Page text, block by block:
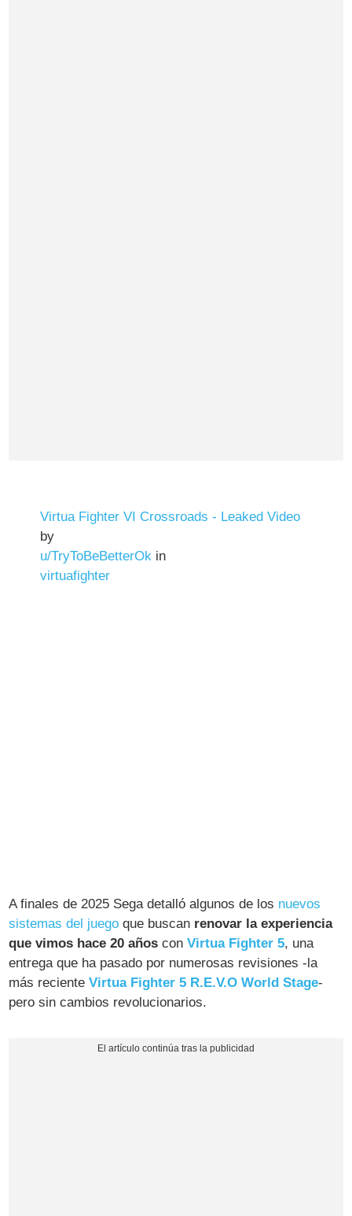
Virtua Fighter VI Crossroads - Leaked Video
by
u/TryToBeBetterOk in
virtuafighter
A finales de 2025 Sega detalló algunos de los nuevos
sistemas del juego que buscan renovar la experiencia
que vimos hace 20 años conVirtua Fighter 5, una
entrega que ha pasado por numerosas revisiones -la
más recienteVirtua Fighter 5 R.E.V.O World Stage-
pero sin cambios revolucionarios.